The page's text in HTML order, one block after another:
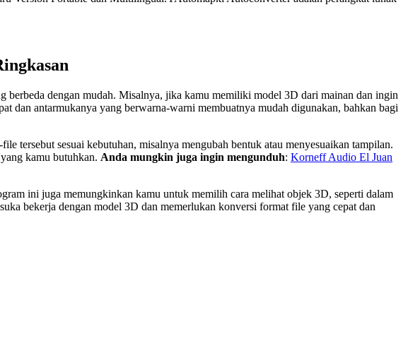
dengan mudah. Misalnya, jika kamu memiliki model 3D dari mainan dan ingin
dan antarmukanya yang berwarna-warni membuatnya mudah digunakan, bahkan bagi
tersebut sesuai kebutuhan, misalnya mengubah bentuk atau menyesuaikan tampilan.
kamu butuhkan. Anda mungkin juga ingin mengunduh: Korneff Audio El Juan
ini juga memungkinkan kamu untuk memilih cara melihat objek 3D, seperti dalam
bekerja dengan model 3D dan memerlukan konversi format file yang cepat dan